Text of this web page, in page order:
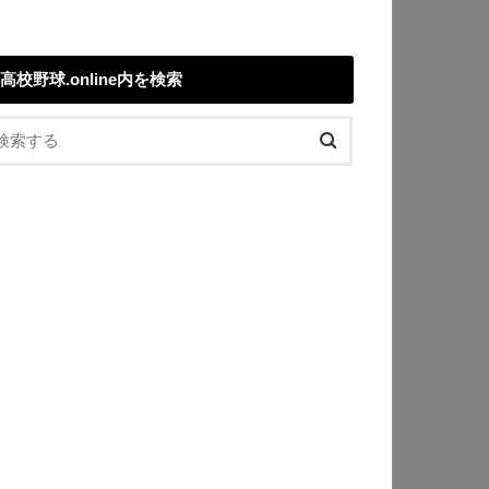
高校野球.online内を検索